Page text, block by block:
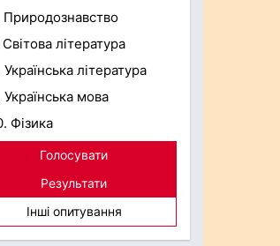
Природознавство
Світова література
Українська література
Українська мова
Фізика
Голосувати
Результати
Інші опитування